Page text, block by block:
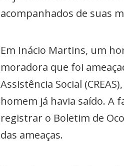
acompanhados de suas
Em Inácio Martins, um
moradora que foi
Assistência Social
homem já havia saído. A
registrar o Boletim de
das ameaças.